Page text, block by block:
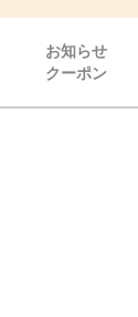
お知らせ
クーポン